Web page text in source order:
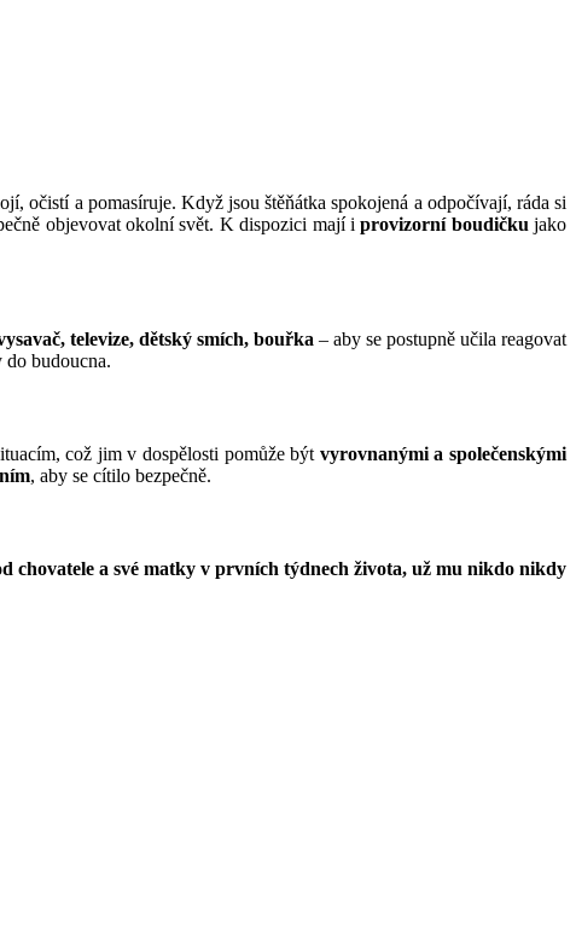
očistí a pomasíruje. Když jsou štěňátka spokojená a odpočívají, ráda si
objevovat okolní svět. K dispozici mají iprovizorní boudičkujako
televize, dětský smích, bouřka– aby se postupně učila reagovat
do budoucna.
což jim v dospělosti pomůže být vyrovnanými a společenskými
, aby se cítilo bezpečně.
chovatele a své matky v prvních týdnech života, už mu nikdo nikdy